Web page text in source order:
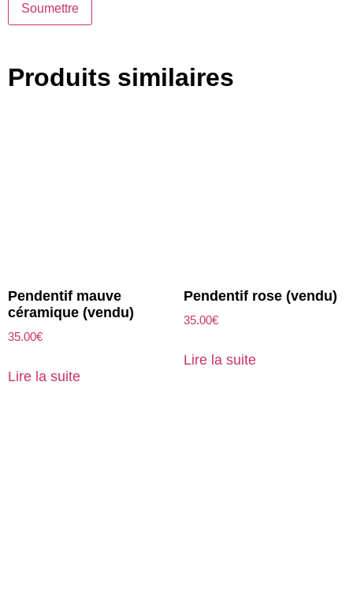
Produits similaires
Pendentif mauve
céramique (vendu)
35.00€
Lire la suite
Pendentif rose (vendu)
35.00€
Lire la suite